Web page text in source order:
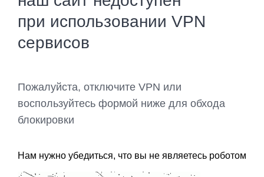
при использовании VPN
сервисов
Пожалуйста, отключите VPN или
воспользуйтесь формой ниже для обхода
блокировки
Нам нужно убедиться, что вы не являетесь роботом